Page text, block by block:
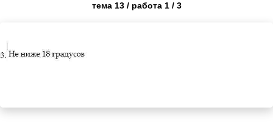
тема 13 / работа 1 / 3